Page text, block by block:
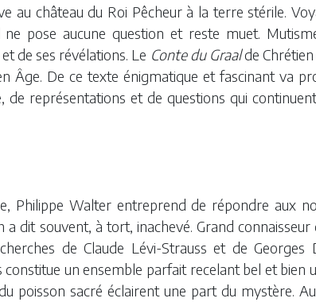
au château du Roi Pêcheur à la terre stérile.
pose aucune question et reste muet.
de ses révélations. Le Conte du Graalde
De ce texte énigmatique et fascinant va
représentations et de questions qui
Philippe Walter entreprend de répondre aux
dit souvent, à tort, inachevé. Grand
de Claude Lévi-Strauss et de Georges
un ensemble parfait recelant bel et bien
poisson sacré éclairent une part du mystère.